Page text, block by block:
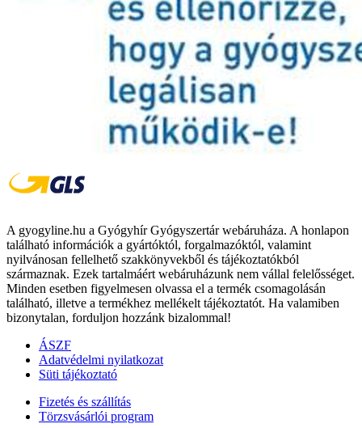
A gyogyline.hu a Gyógyhír Gyógyszertár webáruháza. A honlapon
található információk a gyártóktól, forgalmazóktól, valamint
nyilvánosan fellelhető szakkönyvekből és tájékoztatókból
származnak. Ezek tartalmáért webáruházunk nem vállal felelősséget.
Minden esetben figyelmesen olvassa el a termék csomagolásán
található, illetve a termékhez mellékelt tájékoztatót. Ha valamiben
bizonytalan, forduljon hozzánk bizalommal!
ÁSZF
Adatvédelmi nyilatkozat
Süti tájékoztató
Fizetés és szállítás
Törzsvásárlói program